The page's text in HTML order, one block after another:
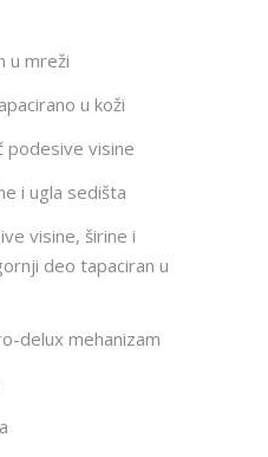
u mreži
u koži
podesive visine
i ugla sedišta
visine, širine i
deo tapaciran u
delux mehanizam